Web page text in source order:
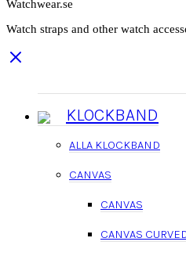
Watchwear.se
Watch straps and other watch
KLOCKBAND
ALLA KLOCKBAND
CANVAS
CANVAS
CANVAS